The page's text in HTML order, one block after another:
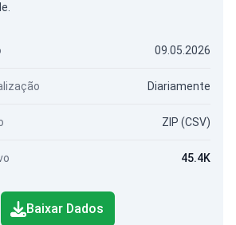
09.05.2026
Diariamente
ZIP (CSV)
45.4K
Baixar Dados